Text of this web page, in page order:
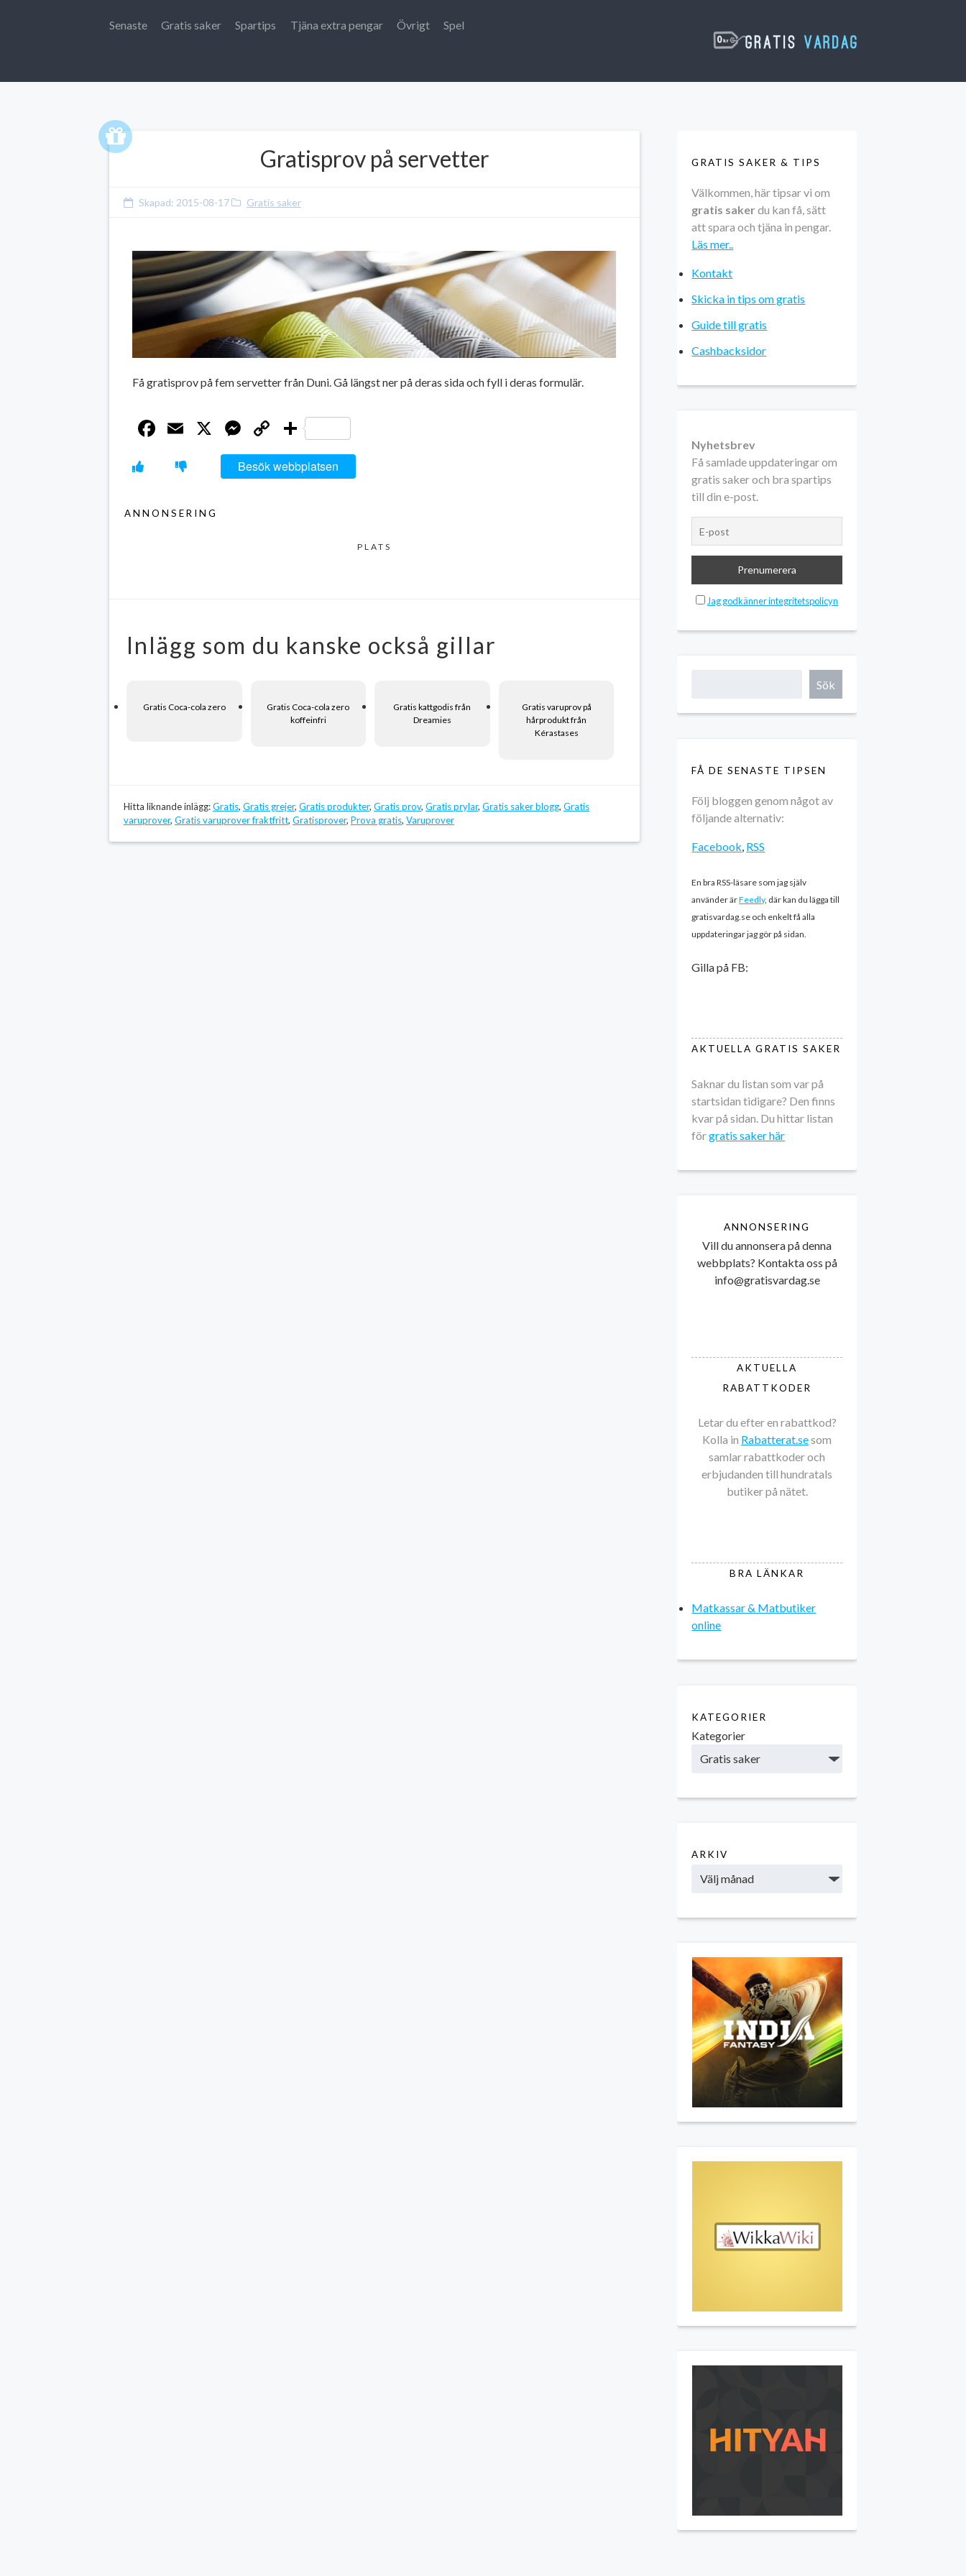
Senaste Gratis saker Spartips Tjäna extra pengar Övrigt Spel
Gratisprov på servetter
Skapad: 2015-08-17 Gratis saker
Få gratisprov på fem servetter från Duni. Gå längst ner på deras sida och fyll i deras formulär.
Facebook
Email
X Messenger
Copy
Link
Dela
Besök webbplatsen
ANNONSERING
PLATS
Inlägg som du kanske också gillar
Gratis Coca-cola zero
Gratis Coca-cola zero
koffeinfri
Gratis kattgodis från
Dreamies
Gratis varuprov på
hårprodukt från
Kérastases
Hitta liknande inlägg:Gratis, Gratis grejer, Gratis produkter, Gratis prov, Gratis prylar, Gratis saker blogg, Gratis
varuprover, Gratis varuprover fraktfritt, Gratisprover, Prova gratis, Varuprover
GRATIS SAKER & TIPS
Välkommen, här tipsar vi om
gratis saker du kan få, sätt
att spara och tjäna in pengar.
Läs mer..
Kontakt
Skicka in tips om gratis
Guide till gratis
Cashbacksidor
Nyhetsbrev
Få samlade uppdateringar om
gratis saker och bra spartips
till din e-post.
Jag godkänner integritetspolicyn
Sök
FÅ DE SENASTE TIPSEN
Följ bloggen genom något av
följande alternativ:
Facebook RSS
En bra RSS-läsare som jag själv
använder ärFeedly, där kan du lägga till
gratisvardag.se och enkelt få alla
uppdateringar jag gör på sidan.
Gilla på FB:
AKTUELLA GRATIS SAKER
Saknar du listan som var på
startsidan tidigare? Den finns
kvar på sidan. Du hittar listan
förgratis saker här
ANNONSERING
Vill du annonsera på denna
webbplats? Kontakta oss på
info@gratisvardag.se
AKTUELLA
RABATTKODER
Letar du efter en rabattkod?
Kolla in Rabatterat.sesom
samlar rabattkoder och
erbjudanden till hundratals
butiker på nätet.
BRA LÄNKAR
Matkassar & Matbutiker
online
KATEGORIER
Kategorier
ARKIV